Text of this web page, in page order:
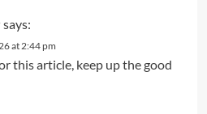
says:
at 2:44 pm
this article, keep up the good